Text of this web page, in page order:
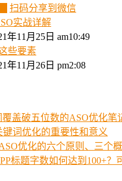
扫码分享到微信
实战详解
年11月25日 am10:49
些要素
年11月26日 pm2:08
盖破五位数的ASO优化笔
键词优化的重要性和意义
优化的六个原则、三个
标题字数如何达到100+？